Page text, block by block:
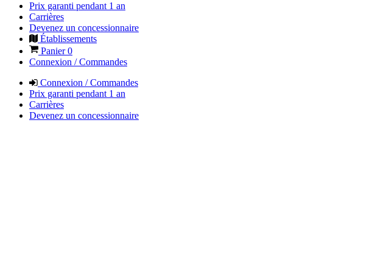
Prix garanti pendant 1 an
Carrières
Devenez un concessionnaire
Établissements
Panier0
Connexion / Commandes
Connexion / Commandes
Prix garanti pendant 1 an
Carrières
Devenez un concessionnaire